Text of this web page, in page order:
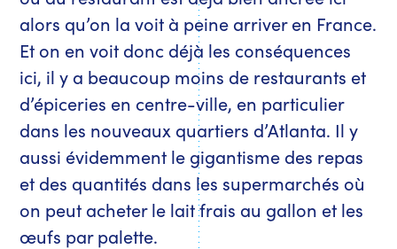
alors qu’on la voit à peine arriver en France.
Et on en voit donc déjà les conséquences
ici, il y a beaucoup moins de restaurants et
d’épiceries en centre-ville, en particulier
dans les nouveaux quartiers d’Atlanta. Il y
aussi évidemment le gigantisme des repas
et des quantités dans les supermarchés où
on peut acheter le lait frais au gallon et les
œufs par palette.